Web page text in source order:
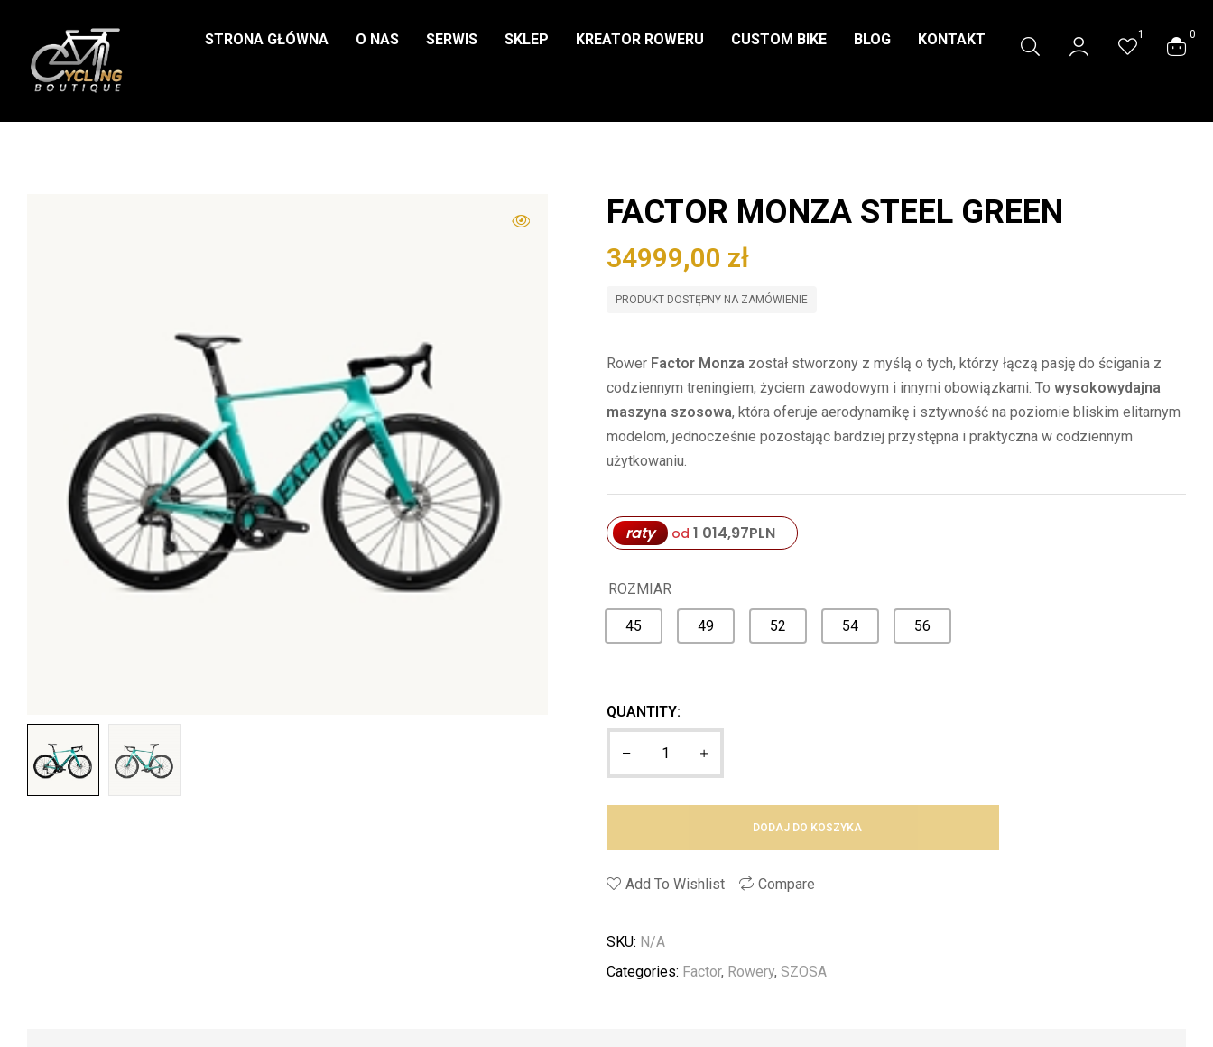
STRONA GŁÓWNA O NAS SERWIS SKLEP KREATOR ROWERU CUSTOM BIKE BLOG KONTAKT 1 0
FACTOR MONZA STEEL GREEN
34999,00 zł
PRODUKT DOSTĘPNY NA ZAMÓWIENIE
Rower Factor Monza został stworzony z myślą o tych, którzy łączą pasję do ścigania z
codziennym treningiem, życiem zawodowym i innymi obowiązkami. To wysokowydajna
maszyna szosowa, która oferuje aerodynamikę i sztywność na poziomie bliskim elitarnym
modelom, jednocześnie pozostając bardziej przystępna i praktyczna w codziennym
użytkowaniu.
raty od 1 014,97PLN
ROZMIAR
45 49 52 54 56
QUANTITY:
DODAJ DO KOSZYKA
Add To Wishlist Compare
SKU: N/A
Categories: Factor, Rowery, SZOSA